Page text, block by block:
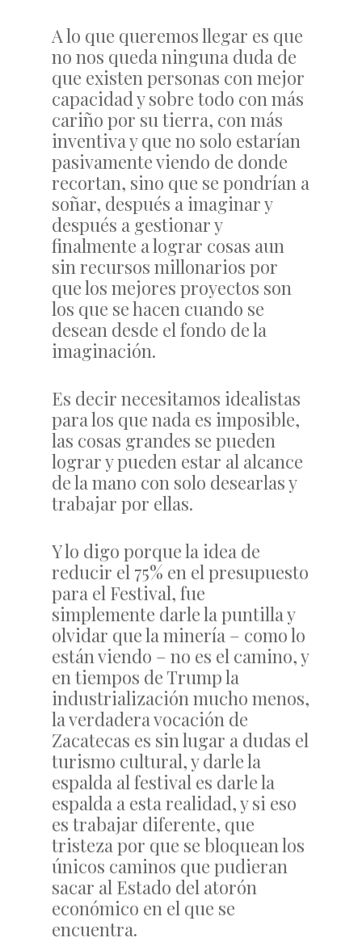
A lo que queremos llegar es que
no nos queda ninguna duda de
que existen personas con mejor
capacidad y sobre todo con más
cariño por su tierra, con más
inventiva y que no solo estarían
pasivamente viendo de donde
recortan, sino que se pondrían a
soñar, después a imaginar y
después a gestionar y
finalmente a lograr cosas aun
sin recursos millonarios por
que los mejores proyectos son
los que se hacen cuando se
desean desde el fondo de la
imaginación.
Es decir necesitamos idealistas
para los que nada es imposible,
las cosas grandes se pueden
lograr y pueden estar al alcance
de la mano con solo desearlas y
trabajar por ellas.
Y lo digo porque la idea de
reducir el 75% en el presupuesto
para el Festival, fue
simplemente darle la puntilla y
olvidar que la minería – como lo
están viendo – no es el camino, y
en tiempos de Trump la
industrialización mucho menos,
la verdadera vocación de
Zacatecas es sin lugar a dudas el
turismo cultural, y darle la
espalda al festival es darle la
espalda a esta realidad, y si eso
es trabajar diferente, que
tristeza por que se bloquean los
únicos caminos que pudieran
sacar al Estado del atorón
económico en el que se
encuentra.